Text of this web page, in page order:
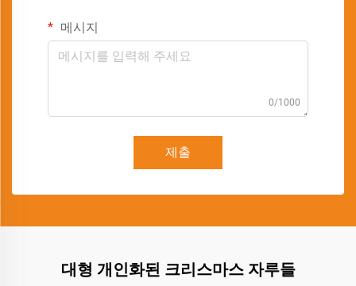
메시지
0/1000
제출
대형 개인화된 크리스마스 자루들